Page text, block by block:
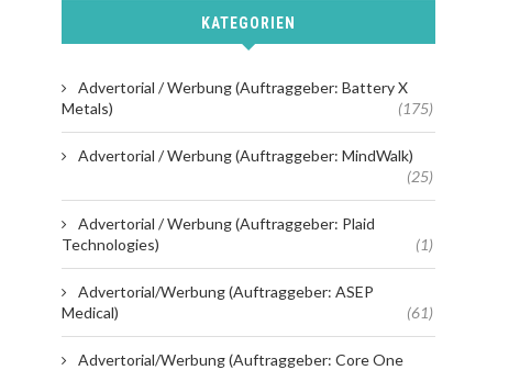
KATEGORIEN
Advertorial / Werbung (Auftraggeber: Battery X
Metals)
(175)
Advertorial / Werbung (Auftraggeber: MindWalk)
(25)
Advertorial / Werbung (Auftraggeber: Plaid
Technologies)
(1)
Advertorial/Werbung (Auftraggeber: ASEP
Medical)
(61)
Advertorial/Werbung (Auftraggeber: Core One